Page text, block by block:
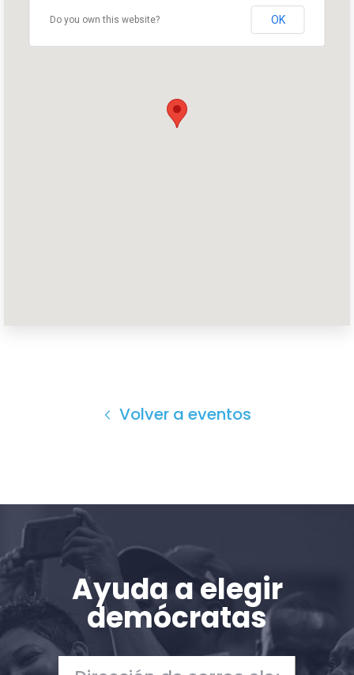
Pulse
Do you own this website? OK
Volver a eventos
Ayuda a elegir
demócratas